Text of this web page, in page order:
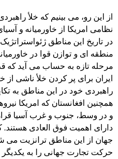
از این رو، می بینیم که خلأ
نظامی امریکا از خاورمیانه و
در تاریخ این مناطق
منطقه ای و توازن قوا در
مرحله تازه به حساب می آید که
ایران برای پر کردن خلأ ناشی از
راهبردی خود در این مناطق به
همچنین افغانستان که امریکا
و در وسط، جنوب و غرب آسیا قرار
دارای اهمیت فوق العادی
جهان از این مناطق ترانزیت می
حرکت تجارت جهانی را به